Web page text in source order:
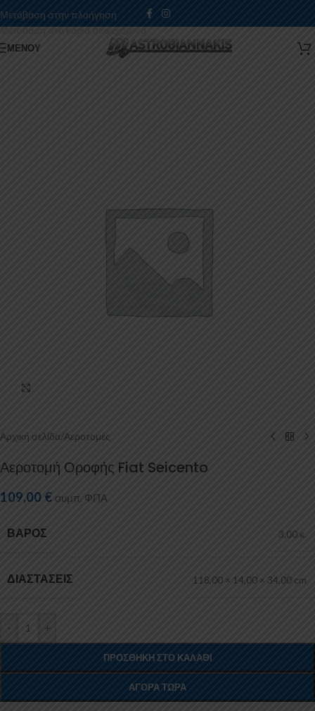
Μετάβαση στην πλοήγηση
Μετάβαση στο κύριο περιεχόμενο
ΜΕΝΟΎ
Αρχική σελίδα/Αεροτομές
Αεροτομή Οροφής Fiat Seicento
109,00 € συμπ. ΦΠΑ
ΒΆΡΟΣ 3,00 κ.
ΔΙΑΣΤΆΣΕΙΣ 118,00 × 14,00 × 34,00 cm
- +
ΠΡΟΣΘΉΚΗ ΣΤΟ ΚΑΛΆΘΙ
ΑΓΟΡΆ ΤΏΡΑ